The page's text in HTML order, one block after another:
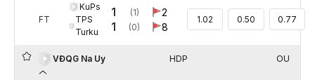
FT
KuPs
TPS
Turku
1
1
(1)
(0)
2
8
1.02 0.50 0.77
VĐQG Na Uy HDP OU